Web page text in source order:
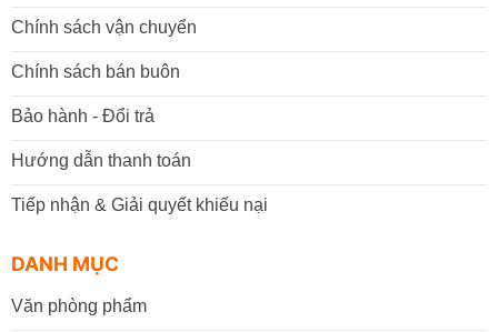
Chính sách vận chuyển
Chính sách bán buôn
Bảo hành - Đổi trả
Hướng dẫn thanh toán
Tiếp nhận & Giải quyết khiếu nại
DANH MỤC
Văn phòng phẩm